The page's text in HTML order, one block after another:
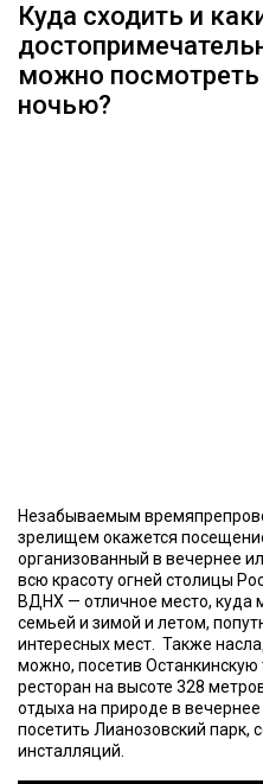
Куда сходить и
можно
ночью?
Незабываемым
зрелищем окажется
организованный в вечернее
всю красоту огней столицы
ВДНХ — отличное место, куда
семьей и зимой и летом,
интересных мест. Также
можно, посетив
ресторан на высоте 328
отдыха на природе в
посетить Лианозовский парк,
инсталляций.